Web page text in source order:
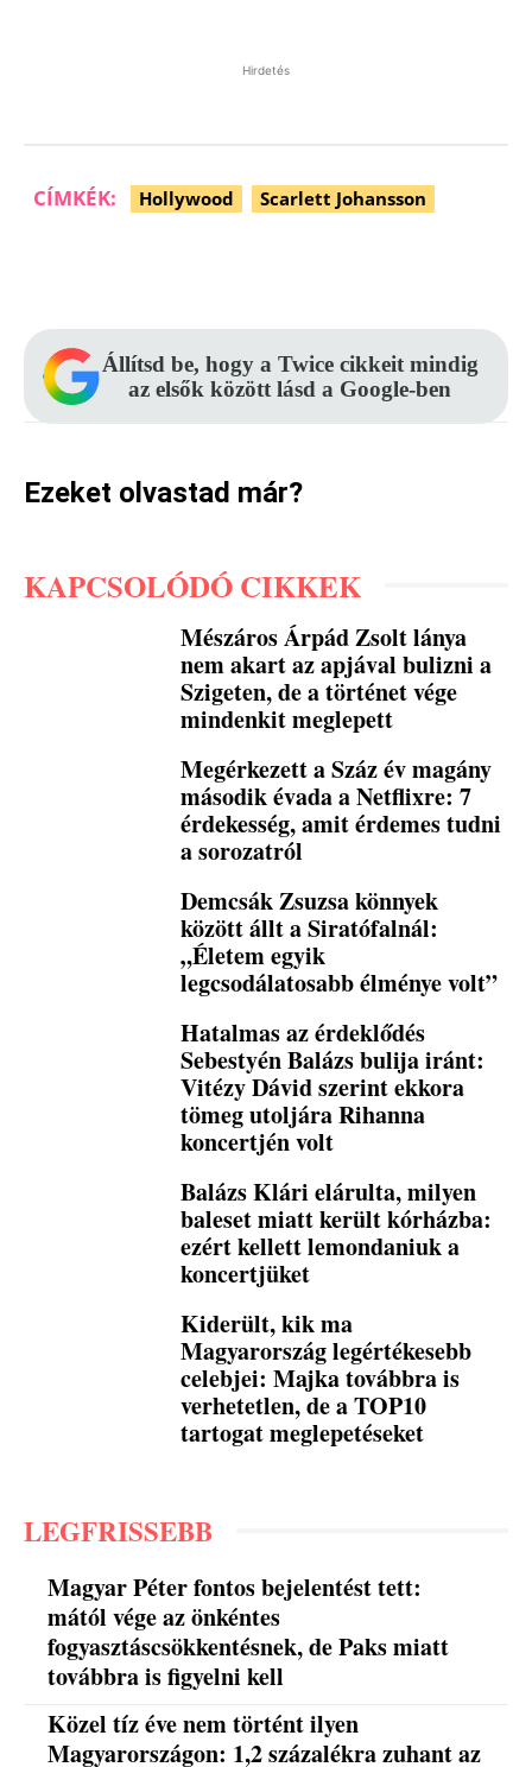
Hirdetés
CÍMKÉK: Hollywood Scarlett Johansson
Állítsd be, hogy a Twice cikkeit mindig
az elsők között lásd a Google-ben
Ezeket olvastad már?
KAPCSOLÓDÓ CIKKEK
Mészáros Árpád Zsolt lánya
nem akart az apjával bulizni a
Szigeten, de a történet vége
mindenkit meglepett
Megérkezett a Száz év magány
második évada a Netflixre: 7
érdekesség, amit érdemes tudni
a sorozatról
Demcsák Zsuzsa könnyek
között állt a Siratófalnál:
„Életem egyik
legcsodálatosabb élménye volt”
Hatalmas az érdeklődés
Sebestyén Balázs bulija iránt:
Vitézy Dávid szerint ekkora
tömeg utoljára Rihanna
koncertjén volt
Balázs Klári elárulta, milyen
baleset miatt került kórházba:
ezért kellett lemondaniuk a
koncertjüket
Kiderült, kik ma
Magyarország legértékesebb
celebjei: Majka továbbra is
verhetetlen, de a TOP10
tartogat meglepetéseket
LEGFRISSEBB
Magyar Péter fontos bejelentést tett:
mától vége az önkéntes
fogyasztáscsökkentésnek, de Paks miatt
továbbra is figyelni kell
Közel tíz éve nem történt ilyen
Magyarországon: 1,2 százalékra zuhant az